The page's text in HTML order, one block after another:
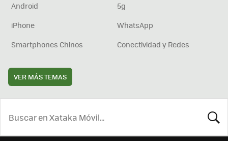
Android
5g
iPhone
WhatsApp
Smartphones Chinos
Conectividad y Redes
VER MÁS TEMAS